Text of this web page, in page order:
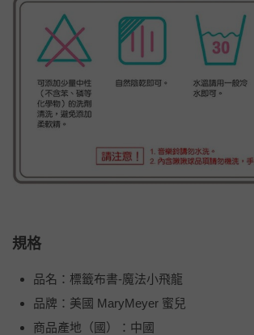
規格
品名：標籤布書-魔法小飛龍
品牌：美國 MaryMeyer 蜜兒
商品產地（國）：中國